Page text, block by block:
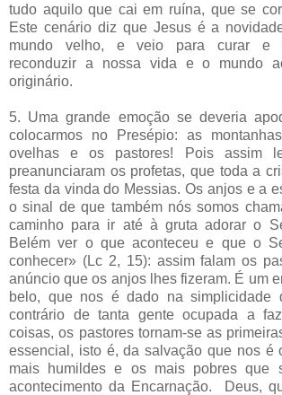
tudo aquilo que cai em ruína, que se
Este cenário diz que Jesus é a
mundo velho, e veio para curar e
reconduzir a nossa vida e o mundo
originário.
5. Uma grande emoção se deveria
colocarmos no Presépio: as
ovelhas e os pastores! Pois assim
preanunciaram os profetas, que toda a
festa da vinda do Messias. Os anjos e a
o sinal de que também nós somos
caminho para ir até à gruta adorar o
Belém ver o que aconteceu e que o
conhecer» (Lc 2, 15): assim falam os
anúncio que os anjos lhes fizeram. É um
belo, que nos é dado na simplicidade
contrário de tanta gente ocupada a
coisas, os pastores tornam-se as
essencial, isto é, da salvação que nos é
mais humildes e os mais pobres que
acontecimento da Encarnação.
Deus,